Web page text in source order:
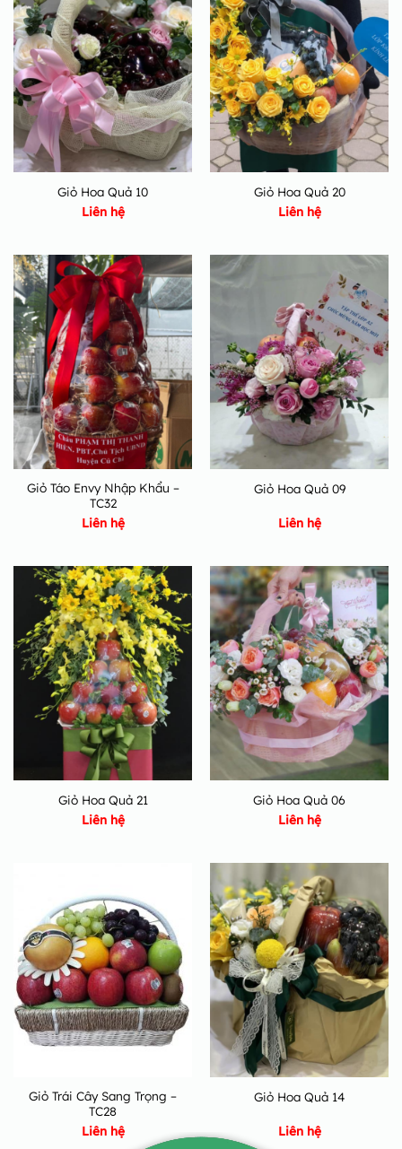
Giỏ Hoa Quả 10
Liên hệ
Giỏ Hoa Quả 20
Liên hệ
Giỏ Táo Envy Nhập Khẩu –
TC32
Liên hệ
Giỏ Hoa Quả 09
Liên hệ
Giỏ Hoa Quả 21
Liên hệ
Giỏ Hoa Quả 06
Liên hệ
Giỏ Trái Cây Sang Trọng –
TC28
Liên hệ
Giỏ Hoa Quả 14
Liên hệ